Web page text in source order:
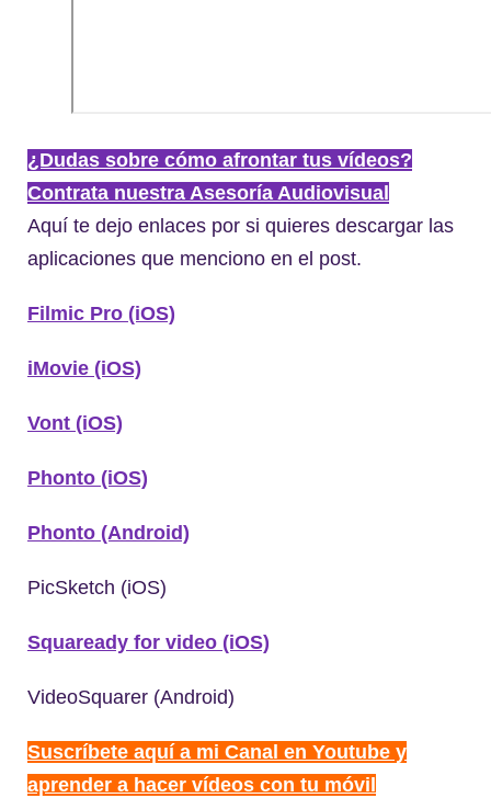
¿Dudas sobre cómo afrontar tus vídeos?
Contrata nuestra Asesoría Audiovisual
Aquí te dejo enlaces por si quieres descargar las
aplicaciones que menciono en el post.
Filmic Pro (iOS)
iMovie (iOS)
Vont (iOS)
Phonto (iOS)
Phonto (Android)
PicSketch (iOS)
Squaready for video (iOS)
VideoSquarer (Android)
Suscríbete aquí a mi Canal en Youtube y
aprender a hacer vídeos con tu móvil